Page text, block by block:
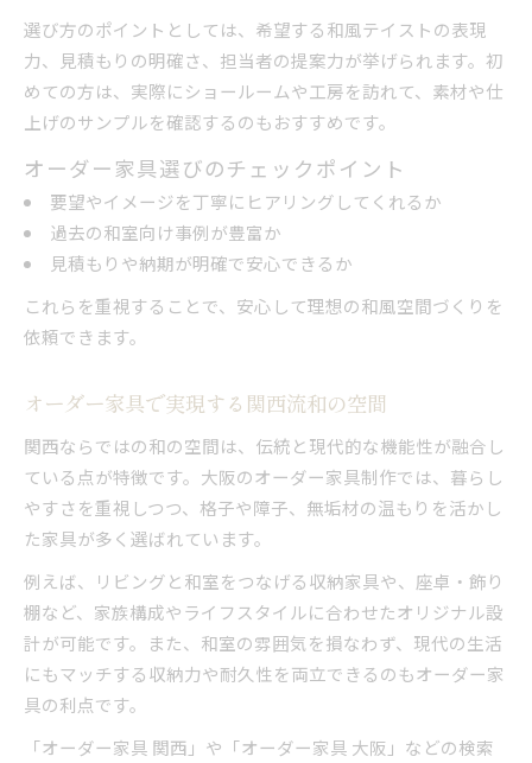
選び方のポイントとしては、希望する和風テイストの表現
力、見積もりの明確さ、担当者の提案力が挙げられます。初
めての方は、実際にショールームや工房を訪れて、素材や仕
上げのサンプルを確認するのもおすすめです。
オーダー家具選びのチェックポイント
要望やイメージを丁寧にヒアリングしてくれるか
過去の和室向け事例が豊富か
見積もりや納期が明確で安心できるか
これらを重視することで、安心して理想の和風空間づくりを
依頼できます。
オーダー家具で実現する関西流和の空間
関西ならではの和の空間は、伝統と現代的な機能性が融合し
ている点が特徴です。大阪のオーダー家具制作では、暮らし
やすさを重視しつつ、格子や障子、無垢材の温もりを活かし
た家具が多く選ばれています。
例えば、リビングと和室をつなげる収納家具や、座卓・飾り
棚など、家族構成やライフスタイルに合わせたオリジナル設
計が可能です。また、和室の雰囲気を損なわず、現代の生活
にもマッチする収納力や耐久性を両立できるのもオーダー家
具の利点です。
「オーダー家具 関西」や「オーダー家具 大阪」などの検索